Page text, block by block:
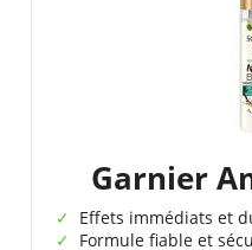
Garnier
Effets immédiats et
Formule fiable et